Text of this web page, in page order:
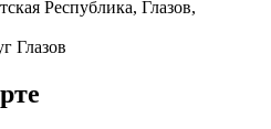
Республика, Глазов,
Глазов